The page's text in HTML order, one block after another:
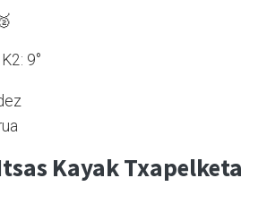
9°
Kayak Txapelketa